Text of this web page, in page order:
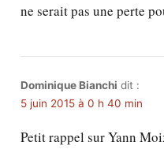
ne serait pas une perte
Dominique Bianchi dit :
5 juin 2015 à 0 h 40 min
Petit rappel sur Yann